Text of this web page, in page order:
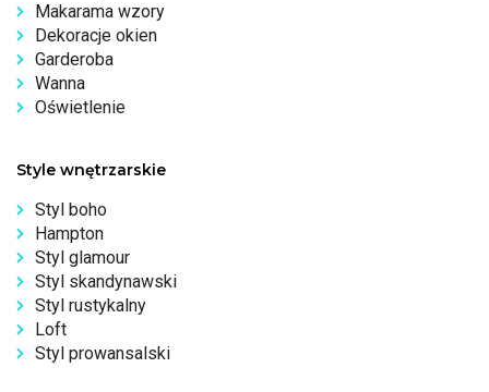
Makarama wzory
Dekoracje okien
Garderoba
Wanna
Oświetlenie
Style wnętrzarskie
Styl boho
Hampton
Styl glamour
Styl skandynawski
Styl rustykalny
Loft
Styl prowansalski